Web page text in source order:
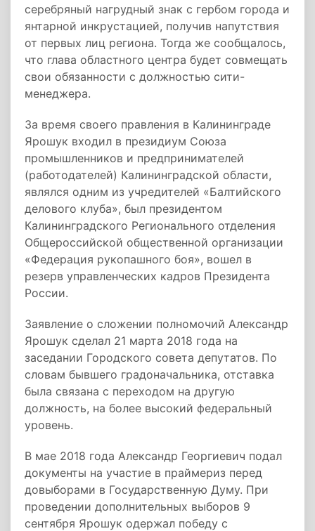
серебряный нагрудный знак с гербом города и
янтарной инкрустацией, получив напутствия
от первых лиц региона. Тогда же сообщалось,
что глава областного центра будет совмещать
свои обязанности с должностью сити-
менеджера.
За время своего правления в Калининграде
Ярошук входил в президиум Союза
промышленников и предпринимателей
(работодателей) Калининградской области,
являлся одним из учредителей «Балтийского
делового клуба», был президентом
Калининградского Регионального отделения
Общероссийской общественной организации
«Федерация рукопашного боя», вошел в
резерв управленческих кадров Президента
России.
Заявление о сложении полномочий Александр
Ярошук сделал 21 марта 2018 года на
заседании Городского совета депутатов. По
словам бывшего градоначальника, отставка
была связана с переходом на другую
должность, на более высокий федеральный
уровень.
В мае 2018 года Александр Георгиевич подал
документы на участие в праймериз перед
довыборами в Государственную Думу. При
проведении дополнительных выборов 9
сентября Ярошук одержал победу с